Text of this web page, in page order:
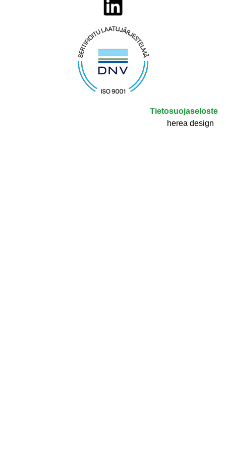
herea design
Tietosuojaseloste